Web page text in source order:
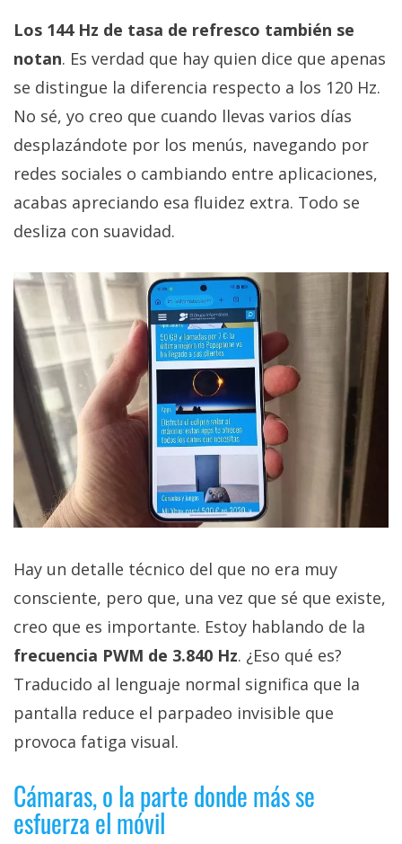
Los 144 Hz de tasa de refresco también se
notan. Es verdad que hay quien dice que apenas
se distingue la diferencia respecto a los 120 Hz.
No sé, yo creo que cuando llevas varios días
desplazándote por los menús, navegando por
redes sociales o cambiando entre aplicaciones,
acabas apreciando esa fluidez extra. Todo se
desliza con suavidad.
Hay un detalle técnico del que no era muy
consciente, pero que, una vez que sé que existe,
creo que es importante. Estoy hablando de la
frecuencia PWM de 3.840 Hz. ¿Eso qué es?
Traducido al lenguaje normal significa que la
pantalla reduce el parpadeo invisible que
provoca fatiga visual.
Cámaras, o la parte donde más se
esfuerza el móvil